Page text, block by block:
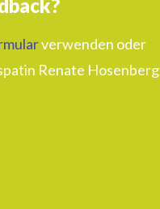
verwenden oder
Renate Hosenberg